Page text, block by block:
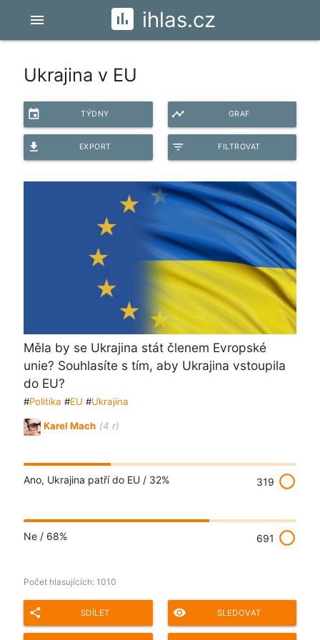
ihlas.cz
menu
Ukrajina v EU
event TÝDNY timeline GRAF
file_download EXPORT filter_list FILTROVAT
Měla by se Ukrajina stát členem Evropské
unie? Souhlasíte s tím, aby Ukrajina vstoupila
do EU?
#Politika #EU #Ukrajina
Karel Mach (4 r)
Ano, Ukrajina patří do EU / 32% 319 radio_button_unchecked
Ne / 68% 691 radio_button_unchecked
Počet hlasujících: 1010
share SDÍLET remove_red_eye SLEDOVAT